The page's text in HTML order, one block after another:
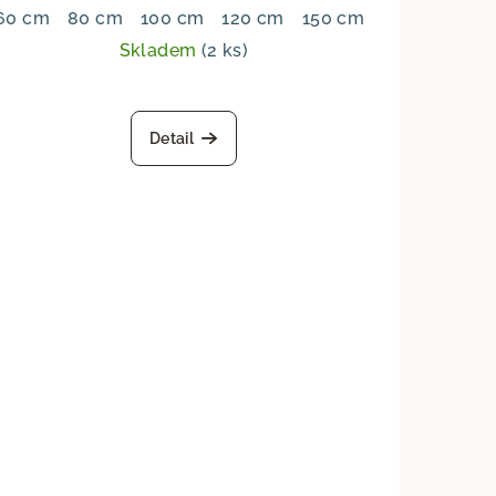
cm 80 cm 100 cm 120 cm
150 cm
Skladem (2 ks)
Detail